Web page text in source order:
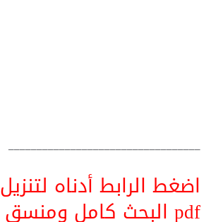
__________________________________
اضغط الرابط أدناه
pdf البحث كامل ومنسق جاهز